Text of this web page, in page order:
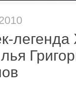
легенда